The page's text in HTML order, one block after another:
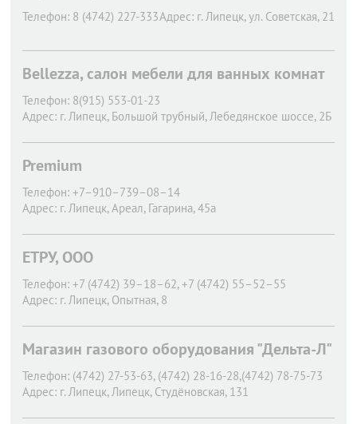
Телефон: 8 (4742) 227-333Адрес: г. Липецк, ул. Советская, 21
Bellezza, салон мебели для ванных комнат
Телефон: 8(915) 553-01-23
Адрес: г. Липецк, Большой трубный, Лебедянское шоссе, 2Б
Premium
Телефон: +7–910–739–08–14
Адрес: г. Липецк, Ареал, Гагарина, 45а
ЕТРУ, ООО
Телефон: +7 (4742) 39–18–62, +7 (4742) 55–52–55
Адрес: г. Липецк, Опытная, 8
Магазин газового оборудования "Дельта-Л"
Телефон: (4742) 27-53-63, (4742) 28-16-28,(4742) 78-75-73
Адрес: г. Липецк, Липецк, Студёновская, 131